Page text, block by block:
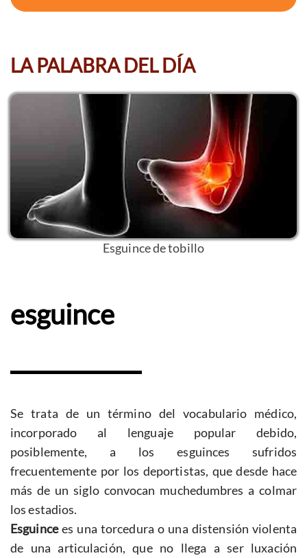
LA PALABRA DEL DÍA
Esguince de tobillo
esguince
Se trata de un término del vocabulario médico,
incorporado al lenguaje popular debido,
posiblemente, a los esguinces sufridos
frecuentemente por los deportistas, que desde hace
más de un siglo convocan muchedumbres a colmar
los estadios.
Esguincees una torcedura o una distensión violenta
de una articulación, que no llega a ser luxación